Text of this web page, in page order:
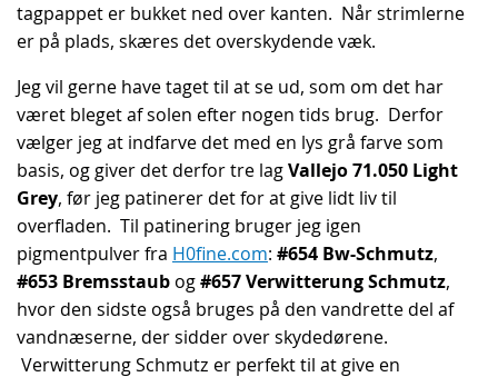
tagpappet er bukket ned over kanten. Når strimlerne
er på plads, skæres det overskydende væk.
Jeg vil gerne have taget til at se ud, som om det har
været bleget af solen efter nogen tids brug. Derfor
vælger jeg at indfarve det med en lys grå farve som
basis, og giver det derfor tre lagVallejo 71.050 Light
Grey, før jeg patinerer det for at give lidt liv til
overfladen. Til patinering bruger jeg igen
pigmentpulver fra H0fine.com: #654 Bw-Schmutz,
#653 Bremsstaub og#657 Verwitterung Schmutz,
hvor den sidste også bruges på den vandrette del af
vandnæserne, der sidder over skydedørene.
Verwitterung Schmutz er perfekt til at give en